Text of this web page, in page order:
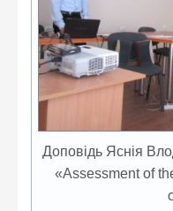
Доповідь Яснія
«Assessment of